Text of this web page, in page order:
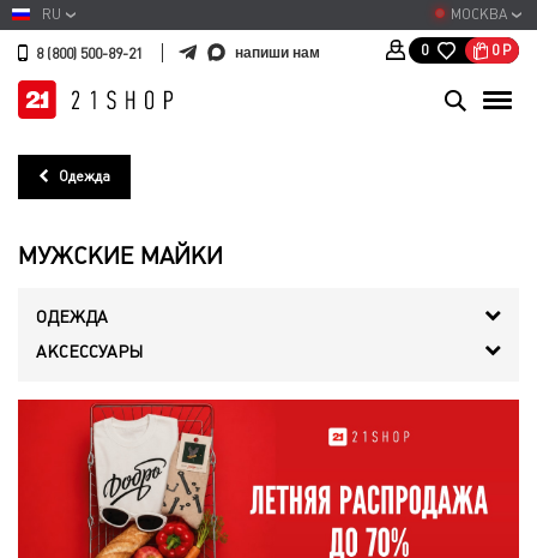
МОСКВА
RU
8 (800) 500-89-21 напиши нам 0 0 Р
Одежда
МУЖСКИЕ МАЙКИ
ОДЕЖДА
АКСЕССУАРЫ